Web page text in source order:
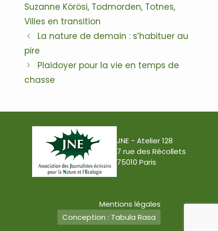
Suzanne Körösi, Todmorden, Totnes,
Villes en transition
Navigation
des
articles
La nature de demain : s’habituer au
pire
Plaidoyer pour la vie en temps de
chasse
JNE - Atelier 128
7 rue des Récollets
75010 Paris
Mentions légales
Conception : Tabula Rasa